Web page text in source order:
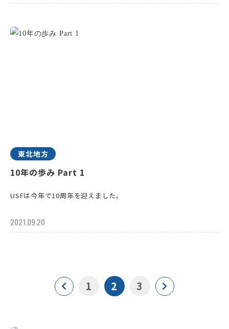
東北地方
10年の歩み Part 1
USFは今年で10周年を迎えました。
2021.09.20
1 2 3